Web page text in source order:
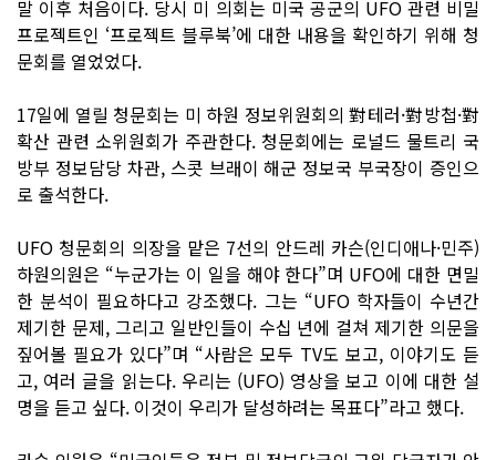
말 이후 처음이다. 당시 미 의회는 미국 공군의 UFO 관련 비밀
프로젝트인 ‘프로젝트 블루북’에 대한 내용을 확인하기 위해 청
문회를 열었었다.
17일에 열릴 청문회는 미 하원 정보위원회의 對테러·對방첩·對
확산 관련 소위원회가 주관한다. 청문회에는 로널드 물트리 국
방부 정보담당 차관, 스콧 브래이 해군 정보국 부국장이 증인으
로 출석한다.
UFO 청문회의 의장을 맡은 7선의 안드레 카슨(인디애나·민주)
하원의원은 “누군가는 이 일을 해야 한다”며 UFO에 대한 면밀
한 분석이 필요하다고 강조했다. 그는 “UFO 학자들이 수년간
제기한 문제, 그리고 일반인들이 수십 년에 걸쳐 제기한 의문을
짚어볼 필요가 있다”며 “사람은 모두 TV도 보고, 이야기도 듣
고, 여러 글을 읽는다. 우리는 (UFO) 영상을 보고 이에 대한 설
명을 듣고 싶다. 이것이 우리가 달성하려는 목표다”라고 했다.